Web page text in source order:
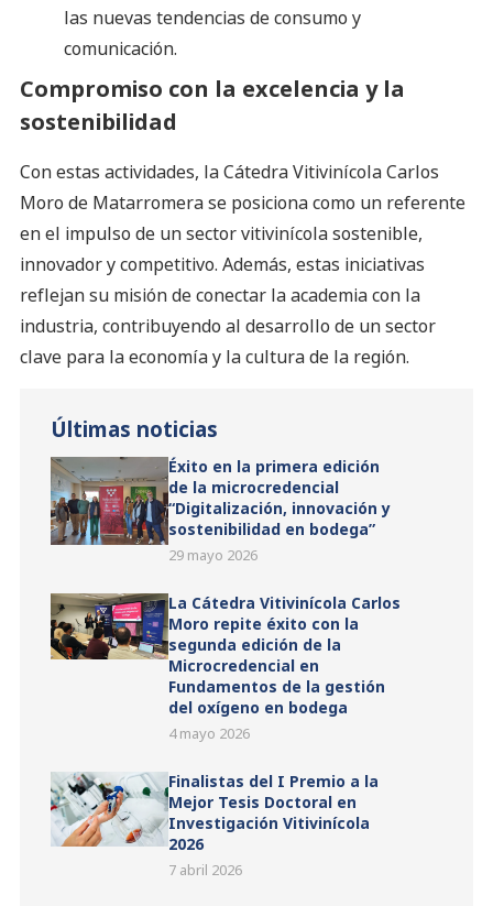
las nuevas tendencias de consumo y
comunicación.
Compromiso con la excelencia y la
sostenibilidad
Con estas actividades, la Cátedra Vitivinícola Carlos
Moro de Matarromera se posiciona como un referente
en el impulso de un sector vitivinícola sostenible,
innovador y competitivo. Además, estas iniciativas
reflejan su misión de conectar la academia con la
industria, contribuyendo al desarrollo de un sector
clave para la economía y la cultura de la región.
Últimas noticias
Éxito en la primera edición
de la microcredencial
“Digitalización, innovación y
sostenibilidad en bodega”
29 mayo 2026
La Cátedra Vitivinícola Carlos
Moro repite éxito con la
segunda edición de la
Microcredencial en
Fundamentos de la gestión
del oxígeno en bodega
4 mayo 2026
Finalistas del I Premio a la
Mejor Tesis Doctoral en
Investigación Vitivinícola
2026
7 abril 2026